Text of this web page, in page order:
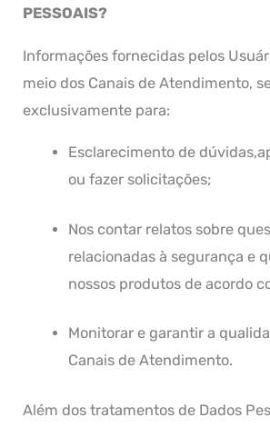
PESSOAIS?
Informações fornecidas pelos
meio dos Canais de Atendimento,
exclusivamente para:
Esclarecimento de
ou fazer solicitações;
Nos contar relatos sobre
relacionadas à segurança e
nossos produtos de acordo
Monitorar e garantir a
Canais de Atendimento.
Além dos tratamentos de Dados